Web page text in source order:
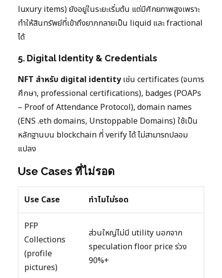
luxury items) ยังอยู่ในระยะเริ่มต้น แต่มีศักยภาพสูงเพราะ
ทำให้สินทรัพย์ที่เข้าถึงยากกลายเป็น liquid และ fractional
ได้
5. Digital Identity & Credentials
NFT สำหรับ digital identityเช่น certificates (จบการ
ศึกษา, professional certifications), badges (POAPs
– Proof of Attendance Protocol), domain names
(ENS .eth domains, Unstoppable Domains) ใช้เป็น
หลักฐานบน blockchain ที่ verify ได้ ไม่สามารถปลอม
แปลง
Use Cases ที่ไม่รอด
Use Case ทำไมไม่รอด
PFP
Collections
(profile
pictures)
ส่วนใหญ่ไม่มี utility นอกจาก
speculation floor price ร่วง
90%+